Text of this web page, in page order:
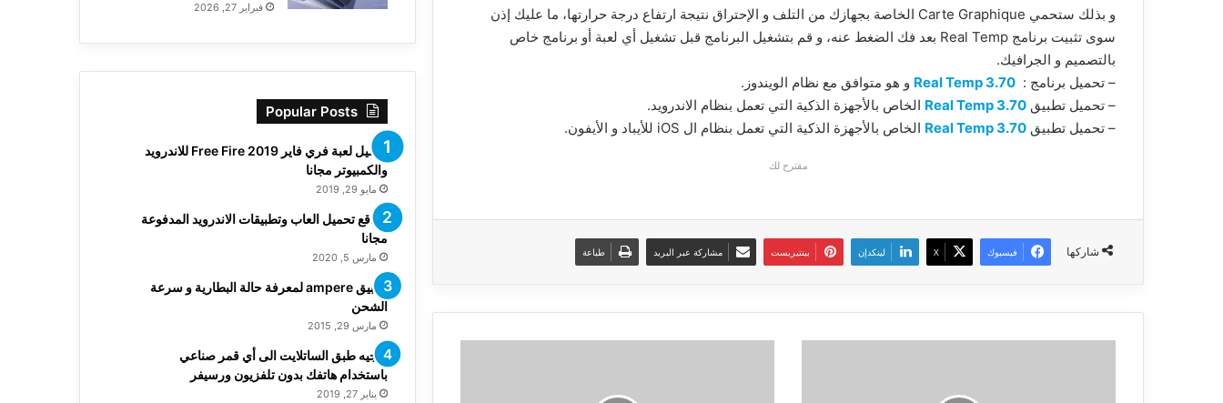
و بذلك ستحمي Carte Graphique الخاصة بجهازك من التلف و الإحتراق نتيجة ارتفاع درجة حرارتها، ما عليك إذن
سوى تثبيت برنامج Real Temp بعد فك الضغط عنه، و قم بتشغيل البرنامج قبل تشغيل أي لعبة أو برنامج خاص
بالتصميم و الجرافيك.
– تحميل برنامج : Real Temp 3.70 و هو متوافق مع نظام الويندوز.
– تحميل تطبيق Real Temp 3.70 الخاص بالأجهزة الذكية التي تعمل بنظام الاندرويد.
– تحميل تطبيق Real Temp 3.70 الخاص بالأجهزة الذكية التي تعمل بنظام ال iOS للأيباد و الأيفون.
مقترح لك
شاركها فيسبوك ‫X لينكدإن بينتيريست مشاركة عبر البريد طباعة
فبراير 27, 2026
Popular Posts
تحميل لعبة فري فاير Free Fire 2019 للاندرويد
والكمبيوتر مجانا
مايو 29, 2019
مواقع تحميل العاب وتطبيقات الاندرويد المدفوعة
مجانا
مارس 5, 2020
تطبيق ampere لمعرفة حالة البطارية و سرعة
الشحن
مارس 29, 2015
توجيه طبق الساتلايت الى أي قمر صناعي
باستخدام هاتفك بدون تلفزيون ورسيفر
يناير 27, 2019